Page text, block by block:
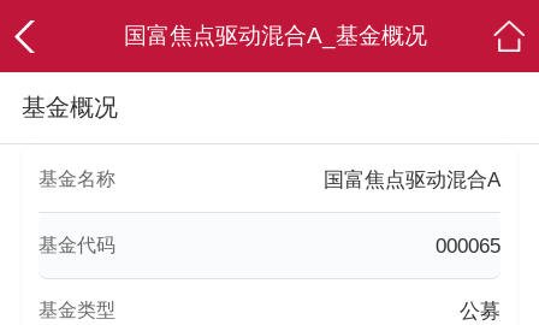
国富焦点驱动混合A_基金概况
基金概况
基金名称 国富焦点驱动混合A
基金代码 000065
基金类型 公募